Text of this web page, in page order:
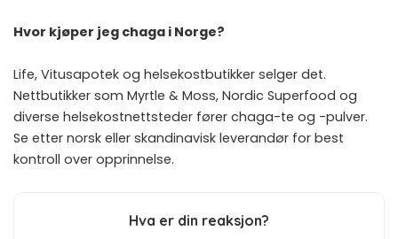
Hvor kjøper jeg chaga i Norge?
Life, Vitusapotek og helsekostbutikker selger det.
Nettbutikker som Myrtle & Moss, Nordic Superfood og
diverse helsekostnettsteder fører chaga-te og -pulver.
Se etter norsk eller skandinavisk leverandør for best
kontroll over opprinnelse.
Hva er din reaksjon?